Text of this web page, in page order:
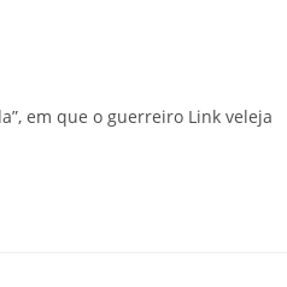
em que o guerreiro Link veleja